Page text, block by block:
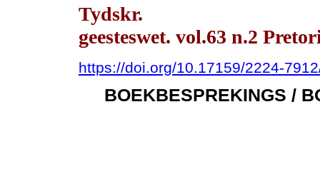
Tydskr.
geesteswet. vol.63 n.2
https://doi.org/10.17159/2224-
BOEKBESPREKINGS /